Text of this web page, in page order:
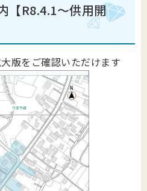
【R8.4.1～供用開
版をご確認いただけます